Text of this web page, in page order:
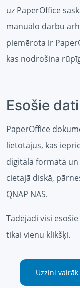
uz PaperOffice
manuālo darbu
piemērota ir
kas nodrošina
Esošie dati
PaperOffice
lietotājus, kas
digitālā formātā
cietajā diskā,
QNAP NAS.
Tādējādi visi
tikai vienu klikšķi.
Uzzini vairāk